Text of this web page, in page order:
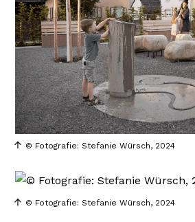
© Fotografie: Stefanie Würsch, 2024
© Fotografie: Stefanie Würsch, 2024